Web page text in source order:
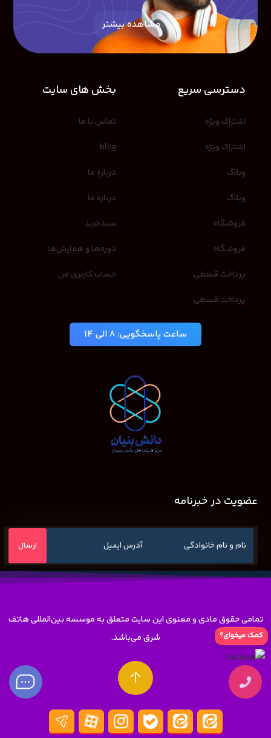
مشاهده بیشتر
دسترسی سریع
اشتراک ویژه
اشتراک ویژه
وبلاگ
وبلاگ
فروشگاه
فروشگاه
پرداخت قسطی
پرداخت قسطی
بخش های سایت
تماس با ما
blog
درباره ما
درباره ما
سبدخرید
دوره‌ها و همایش‌ها
حساب کاربری من
ساعت پاسخگویی: 8 الی 14
عضویت در خبرنامه
تمامی حقوق مادی و معنوی این سایت متعلق به موسسه بین‌المللی هاتف
شرق می‌باشد.
کمک میخوای؟